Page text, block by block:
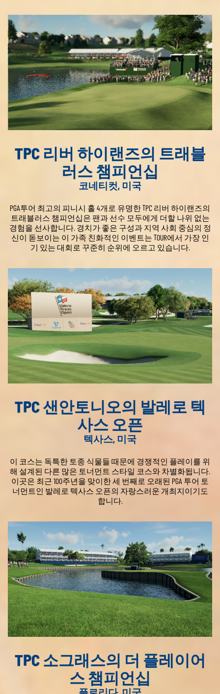
TPC 리버 하이랜즈의 트래블
러스 챔피언십
코네티컷, 미국
PGA투어 최고의 피니시 홀 4개로 유명한 TPC 리버 하이랜즈의
트래블러스 챔피언십은 팬과 선수 모두에게 더할 나위 없는
경험을 선사합니다. 경치가 좋은 구성과 지역 사회 중심의 정
신이 돋보이는 이 가족 친화적인 이벤트는 TOUR에서 가장 인
기 있는 대회로 꾸준히 순위에 오르고 있습니다.
TPC 샌안토니오의 발레로 텍
사스 오픈
텍사스, 미국
이 코스는 독특한 토종 식물들 때문에 경쟁적인 플레이를 위
해 설계된 다른 많은 토너먼트 스타일 코스와 차별화됩니다.
이곳은 최근 100주년을 맞이한 세 번째로 오래된 PGA 투어 토
너먼트인 발레로 텍사스 오픈의 자랑스러운 개최지이기도
합니다.
TPC 소그래스의 더 플레이어
스 챔피언십